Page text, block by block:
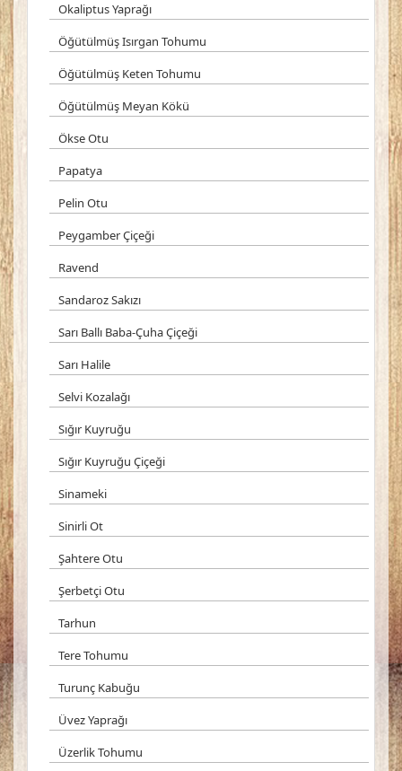
Okaliptus Yaprağı
Öğütülmüş Isırgan Tohumu
Öğütülmüş Keten Tohumu
Öğütülmüş Meyan Kökü
Ökse Otu
Papatya
Pelin Otu
Peygamber Çiçeği
Ravend
Sandaroz Sakızı
Sarı Ballı Baba-Çuha Çiçeği
Sarı Halile
Selvi Kozalağı
Sığır Kuyruğu
Sığır Kuyruğu Çiçeği
Sinameki
Sinirli Ot
Şahtere Otu
Şerbetçi Otu
Tarhun
Tere Tohumu
Turunç Kabuğu
Üvez Yaprağı
Üzerlik Tohumu